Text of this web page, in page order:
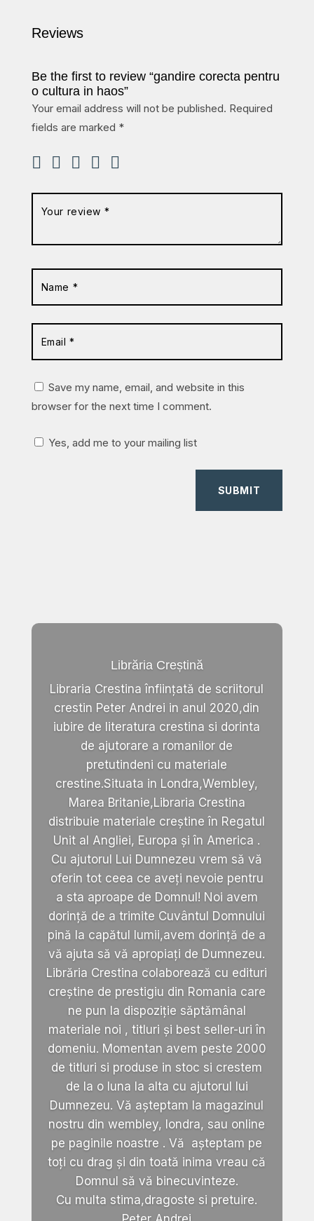
Reviews
Be the first to review “gandire corecta pentru
o cultura in haos”
Your email address will not be published. Required
fields are marked *
Save my name, email, and website in this
browser for the next time I comment.
Yes, add me to your mailing list
SUBMIT
Librăria Creștină
Libraria Crestina înființată de scriitorul
crestin Peter Andrei in anul 2020,din
iubire de literatura crestina si dorinta
de ajutorare a romanilor de
pretutindeni cu materiale
crestine.Situata in Londra,Wembley,
Marea Britanie,Libraria Crestina
distribuie materiale creștine în Regatul
Unit al Angliei, Europa și în America .
Cu ajutorul Lui Dumnezeu vrem să vă
oferin tot ceea ce aveți nevoie pentru
a sta aproape de Domnul! Noi avem
dorință de a trimite Cuvântul Domnului
pină la capătul lumii,avem dorință de a
vă ajuta să vă apropiați de Dumnezeu.
Librăria Crestina colaborează cu edituri
creștine de prestigiu din Romania care
ne pun la dispoziție săptămânal
materiale noi , titluri și best seller-uri în
domeniu. Momentan avem peste 2000
de titluri si produse in stoc si crestem
de la o luna la alta cu ajutorul lui
Dumnezeu. Vă așteptam la magazinul
nostru din wembley, londra, sau online
pe paginile noastre . Vă așteptam pe
toți cu drag și din toată inima vreau că
Domnul să vă binecuvinteze.
Cu multa stima,dragoste si pretuire.